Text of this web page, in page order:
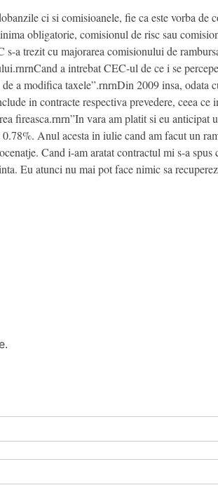
ci si comisioanele, fie ca este vorba de
obligatorie, comisionul de risc sau
a trezit cu majorarea comisionului de
a intrebat CEC-ul de ce i se
a modifica taxele”.rnrnDin 2009 insa,
in contracte respectiva prevedere, ceea
fireasca.rnrn”In vara am platit si eu
Anul acesta in iulie cand am facut un
Cand i-am aratat contractul mi s-a
Eu atunci nu mai pot face nimic sa